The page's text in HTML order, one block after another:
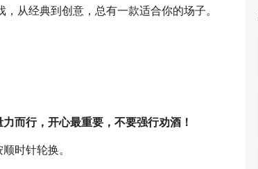
从经典到创意，总有一款适合你的场子。
而行，开心最重要，不要强行劝酒！
时针轮换。